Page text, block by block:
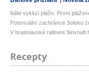
Itálie vyklízí pláže. První
Potenciální zachránce Soleku
V bratislavské rafinerii
Recepty